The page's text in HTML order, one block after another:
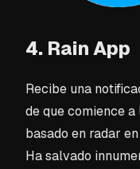
4. Rain App
Recibe una
de que comience
basado en radar
Ha salvado